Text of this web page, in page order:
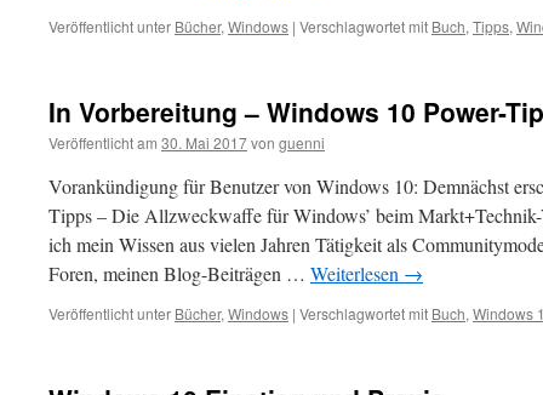
Veröffentlicht unter Bücher, Windows | Verschlagwortet mit Buch, Tipps,
In Vorbereitung – Windows 10 Power-
Veröffentlicht am 30. Mai 2017von guenni
Vorankündigung für Benutzer von Windows 10: Demnächst
Tipps – Die Allzweckwaffe für Windows’ beim Markt+Technik-
ich mein Wissen aus vielen Jahren Tätigkeit als
Foren, meinen Blog-Beiträgen … Weiterlesen →
Veröffentlicht unter Bücher, Windows | Verschlagwortet mit Buch, Windows